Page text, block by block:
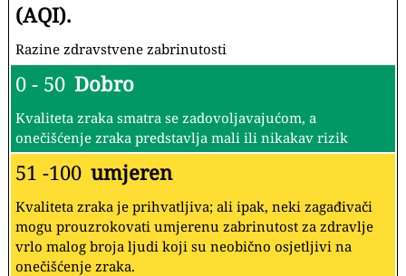
(AQI).
Razine zdravstvene zabrinutosti
0 - 50 Dobro
Kvaliteta zraka smatra se zadovoljavajućom, a
onečišćenje zraka predstavlja mali ili nikakav rizik
51 -100 umjeren
Kvaliteta zraka je prihvatljiva; ali ipak, neki zagađivači
mogu prouzrokovati umjerenu zabrinutost za zdravlje
vrlo malog broja ljudi koji su neobično osjetljivi na
onečišćenje zraka.